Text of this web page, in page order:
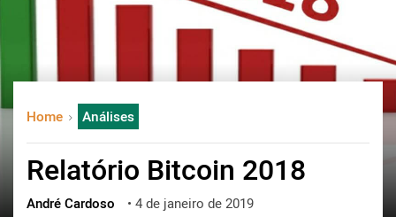
한국어
العربية
ไทย
ქართული
Home Análises
Relatório Bitcoin 2018
André Cardoso • 4 de janeiro de 2019